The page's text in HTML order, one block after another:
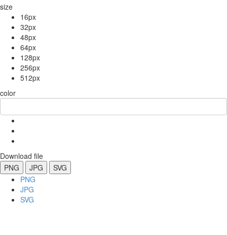
size
16px
32px
48px
64px
128px
256px
512px
color
Download file
PNG
JPG
SVG
PNG
JPG
SVG